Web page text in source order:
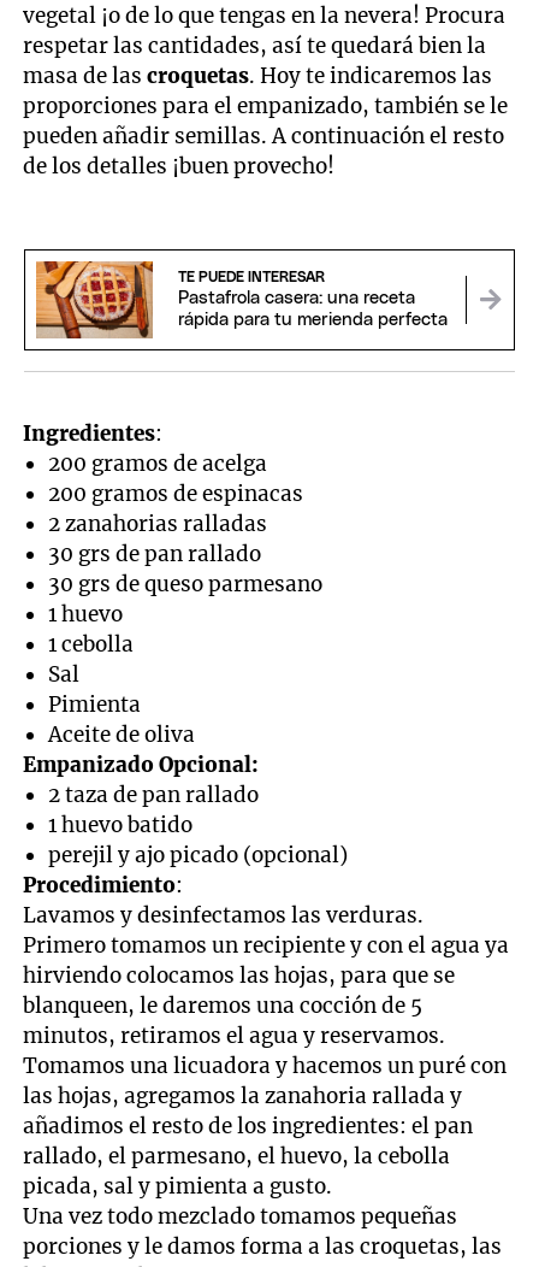
vegetal ¡o de lo que tengas en la nevera! Procura
respetar las cantidades, así te quedará bien la
masa de lascroquetas. Hoy te indicaremos las
proporciones para el empanizado, también se le
pueden añadir semillas. A continuación el resto
de los detalles ¡buen provecho!
TE PUEDE INTERESAR
Pastafrola casera: una receta
rápida para tu merienda perfecta
Ingredientes:
200 gramos de acelga
200 gramos de espinacas
2 zanahorias ralladas
30 grs de pan rallado
30 grs de queso parmesano
1 huevo
1 cebolla
Sal
Pimienta
Aceite de oliva
Empanizado Opcional:
2 taza de pan rallado
1 huevo batido
perejil y ajo picado (opcional)
Procedimiento:
Lavamos y desinfectamos las verduras.
Primero tomamos un recipiente y con el agua ya
hirviendo colocamos las hojas, para que se
blanqueen, le daremos una cocción de 5
minutos, retiramos el agua y reservamos.
Tomamos una licuadora y hacemos un puré con
las hojas, agregamos la zanahoria rallada y
añadimos el resto de los ingredientes: el pan
rallado, el parmesano, el huevo, la cebolla
picada, sal y pimienta a gusto.
Una vez todo mezclado tomamos pequeñas
porciones y le damos forma a las croquetas, las